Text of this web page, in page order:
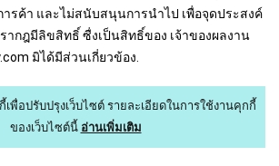
ารค้า และไม่สนับสนุนการนำไป เพื่อจุดประสงค์
ากฎมีลิขสิทธิ์ ซื่งเป็นสิทธิ์ของ เจ้าของผลงาน
มิได้มีส่วนเกี่ยวข้อง.
พื่อปรับปรุงเว็บไซต์ รายละเอียดในการใช้งานคุกกี้
ของเว็บไซต์นี้ อ่านเพิ่มเติม